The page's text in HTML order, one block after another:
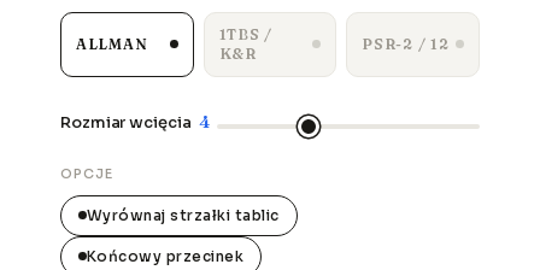
ALLMAN
1TBS /
K&R
PSR-2 / 12
Rozmiar wcięcia 4
OPCJE
Wyrównaj strzałki tablic
Końcowy przecinek